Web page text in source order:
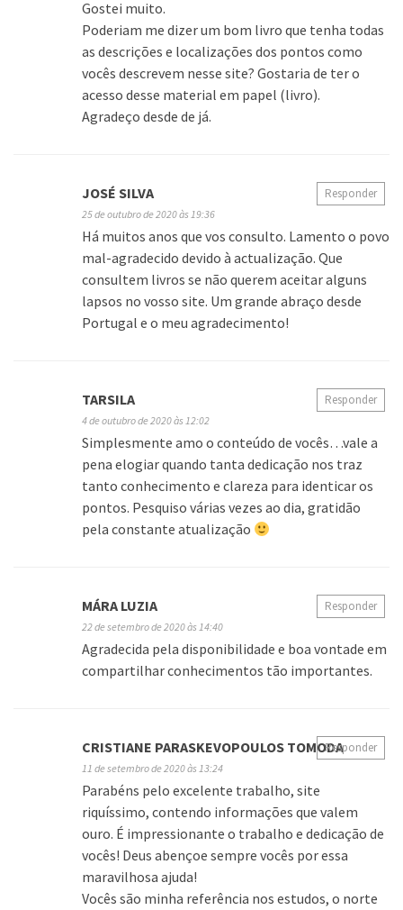
Gostei muito.
Poderiam me dizer um bom livro que tenha todas
as descrições e localizações dos pontos como
vocês descrevem nesse site? Gostaria de ter o
acesso desse material em papel (livro).
Agradeço desde de já.
JOSÉ SILVA
25 de outubro de 2020 às 19:36
Há muitos anos que vos consulto. Lamento o povo
mal-agradecido devido à actualização. Que
consultem livros se não querem aceitar alguns
lapsos no vosso site. Um grande abraço desde
Portugal e o meu agradecimento!
Responder
TARSILA
4 de outubro de 2020 às 12:02
Simplesmente amo o conteúdo de vocês…vale a
pena elogiar quando tanta dedicação nos traz
tanto conhecimento e clareza para identicar os
pontos. Pesquiso várias vezes ao dia, gratidão
pela constante atualização
Responder
MÁRA LUZIA
22 de setembro de 2020 às 14:40
Agradecida pela disponibilidade e boa vontade em
compartilhar conhecimentos tão importantes.
Responder
CRISTIANE PARASKEVOPOULOS TOMODA
11 de setembro de 2020 às 13:24
Parabéns pelo excelente trabalho, site
riquíssimo, contendo informações que valem
ouro. É impressionante o trabalho e dedicação de
vocês! Deus abençoe sempre vocês por essa
maravilhosa ajuda!
Vocês são minha referência nos estudos, o norte
Responder